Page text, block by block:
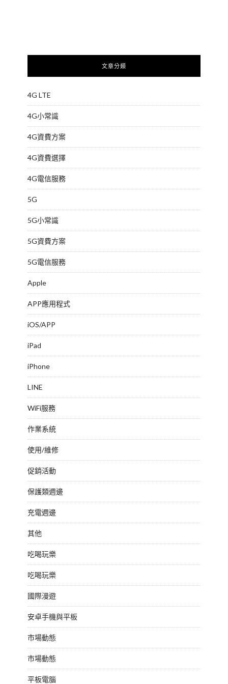
文章分類
4G LTE
4G小常識
4G資費方案
4G資費選擇
4G電信服務
5G
5G小常識
5G資費方案
5G電信服務
Apple
APP應用程式
iOS/APP
iPad
iPhone
LINE
WiFi服務
作業系統
使用/維修
促銷活動
保護類週邊
充電週邊
其他
吃喝玩樂
吃喝玩樂
國際漫遊
安卓手機與平板
市場動態
市場動態
平板電腦